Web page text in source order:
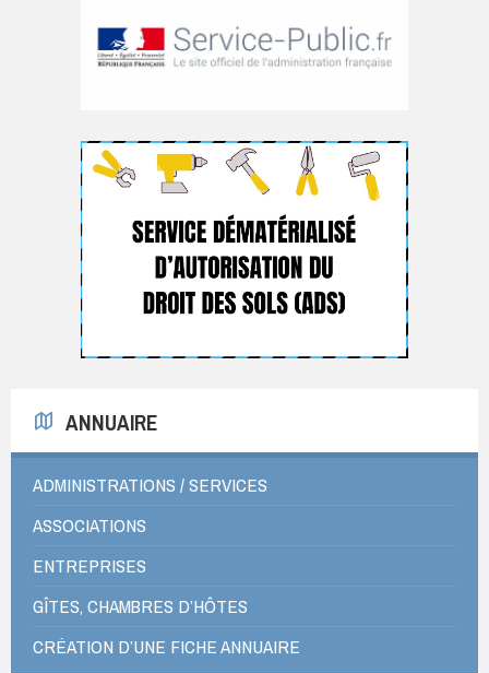
ANNUAIRE
ADMINISTRATIONS / SERVICES
ASSOCIATIONS
ENTREPRISES
GÎTES, CHAMBRES D’HÔTES
CRÉATION D’UNE FICHE ANNUAIRE